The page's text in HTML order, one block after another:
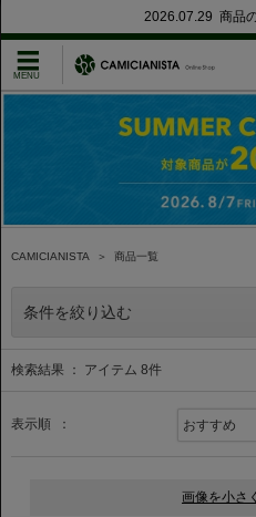
2026.07.29 商品
CAMICIANISTA ＞ 商品一覧
条件を絞り込む
検索結果 ： アイテム 8件
表示順 ：